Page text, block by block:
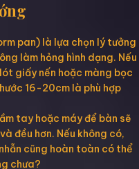
pan) là lựa chọn lý tưởng
làm hỏng hình dạng. Nếu
giấy nến hoặc màng bọc
16-20cm là phù hợp
tay hoặc máy để bàn sẽ
đều hơn. Nếu không có,
cũng hoàn toàn có thể
chưa?